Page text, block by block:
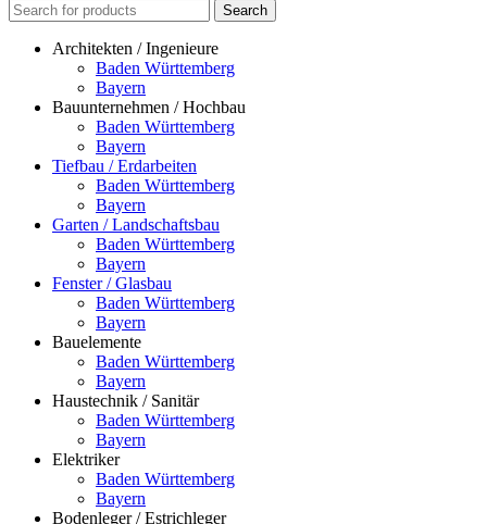
Search
Architekten / Ingenieure
Baden Württemberg
Bayern
Bauunternehmen / Hochbau
Baden Württemberg
Bayern
Tiefbau / Erdarbeiten
Baden Württemberg
Bayern
Garten / Landschaftsbau
Baden Württemberg
Bayern
Fenster / Glasbau
Baden Württemberg
Bayern
Bauelemente
Baden Württemberg
Bayern
Haustechnik / Sanitär
Baden Württemberg
Bayern
Elektriker
Baden Württemberg
Bayern
Bodenleger / Estrichleger